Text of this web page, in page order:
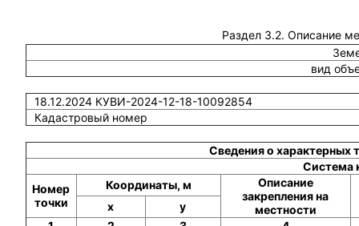
Раздел 3.2. Описание
вид
18.12.2024 КУВИ-2024-12-18-10092854
Кадастровый номер
Сведения о характерных
Система
Номер
точки
Координаты, м
Описание
закрепления на
местности
x
y